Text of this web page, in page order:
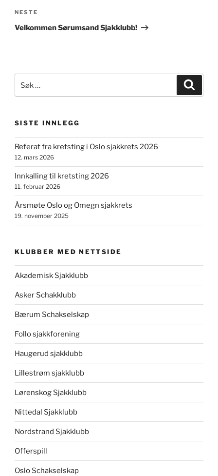
Neste
innlegg
NESTE
Velkommen Sørumsand Sjakklubb!
etter:
SISTE INNLEGG
Referat fra kretsting i Oslo sjakkrets 2026
12. mars 2026
Innkalling til kretsting 2026
11. februar 2026
Årsmøte Oslo og Omegn sjakkrets
19. november 2025
KLUBBER MED NETTSIDE
Akademisk Sjakklubb
Asker Schakklubb
Bærum Schakselskap
Follo sjakkforening
Haugerud sjakklubb
Lillestrøm sjakklubb
Lørenskog Sjakklubb
Nittedal Sjakklubb
Nordstrand Sjakklubb
Offerspill
Oslo Schakselskap